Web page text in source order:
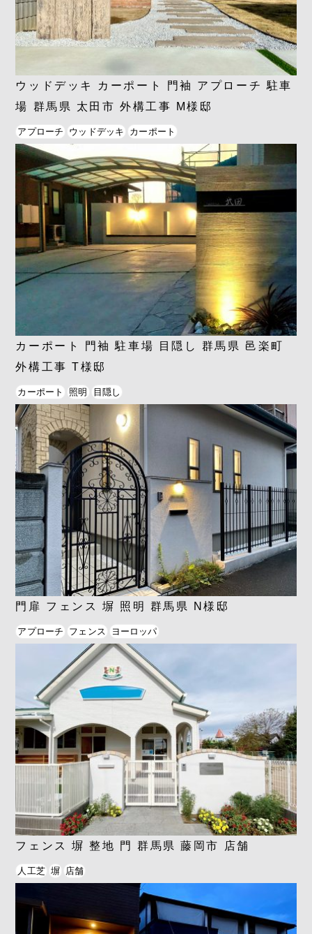
ウッドデッキ カーポート 門袖 アプローチ 駐車
場 群馬県 太田市 外構工事 M様邸
アプローチ ウッドデッキ カーポート
カーポート 門袖 駐車場 目隠し 群馬県 邑楽町
外構工事 T様邸
カーポート 照明 目隠し
門扉 フェンス 塀 照明 群馬県 N様邸
アプローチ フェンス ヨーロッパ
フェンス 塀 整地 門 群馬県 藤岡市 店舗
人工芝 塀 店舗